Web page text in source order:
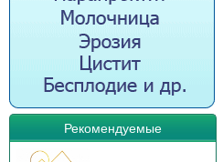
Рекомендуемые